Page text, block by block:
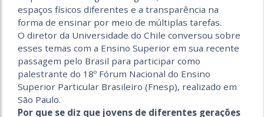
espaços físicos diferentes e a transparência na
forma de ensinar por meio de múltiplas tarefas.
O diretor da Universidade do Chile conversou sobre
esses temas com a Ensino Superior em sua recente
passagem pelo Brasil para participar como
palestrante do 18º Fórum Nacional do Ensino
Superior Particular Brasileiro (Fnesp), realizado em
São Paulo.
Por que se diz que jovens de diferentes gerações